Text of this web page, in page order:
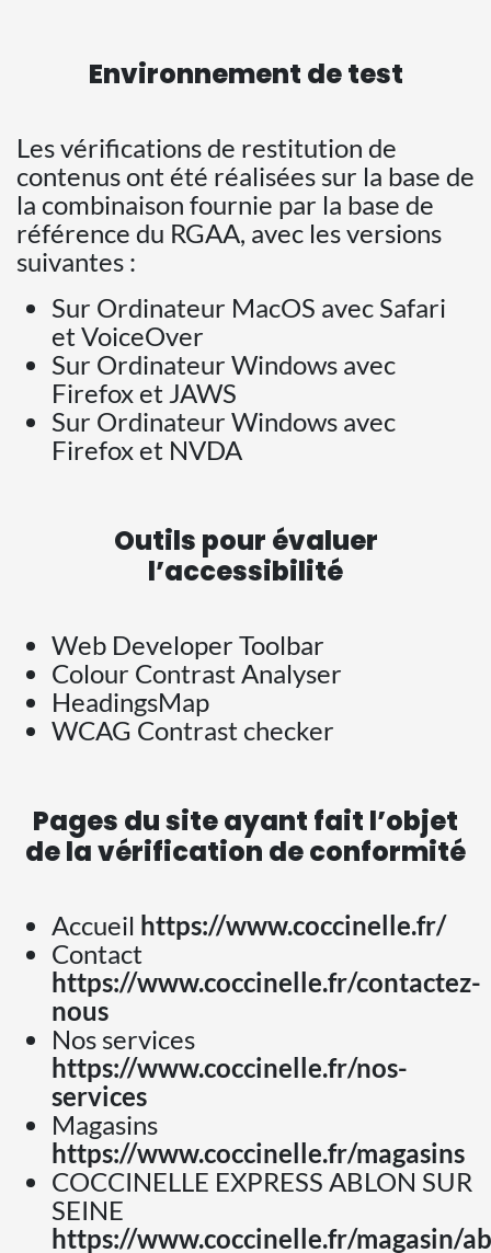
Environnement de test
Les vérifications de restitution de
contenus ont été réalisées sur la base de
la combinaison fournie par la base de
référence du RGAA, avec les versions
suivantes :
Sur Ordinateur MacOS avec Safari
et VoiceOver
Sur Ordinateur Windows avec
Firefox et JAWS
Sur Ordinateur Windows avec
Firefox et NVDA
Outils pour évaluer
l’accessibilité
Web Developer Toolbar
Colour Contrast Analyser
HeadingsMap
WCAG Contrast checker
Pages du site ayant fait l’objet
de la vérification de conformité
Accueil https://www.coccinelle.fr/
Contact
https://www.coccinelle.fr/contactez-
nous
Nos services
https://www.coccinelle.fr/nos-
services
Magasins
https://www.coccinelle.fr/magasins
COCCINELLE EXPRESS ABLON SUR
SEINE
https://www.coccinelle.fr/magasin/